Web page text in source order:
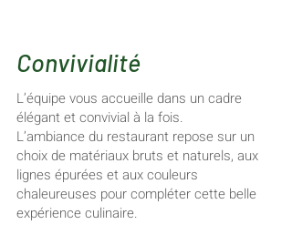
Convivialité
L’équipe vous accueille dans un cadre
élégant et convivial à la fois.
L’ambiance du restaurant repose sur un
choix de matériaux bruts et naturels, aux
lignes épurées et aux couleurs
chaleureuses pour compléter cette belle
expérience culinaire.